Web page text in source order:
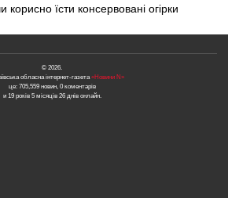
корисно їсти консервовані огірки
© 2026.
обласна інтернет-газета «Новини N»
це: 705,559 новин, 0 коментарів
и 19 років 5 місяців 26 днів онлайн.